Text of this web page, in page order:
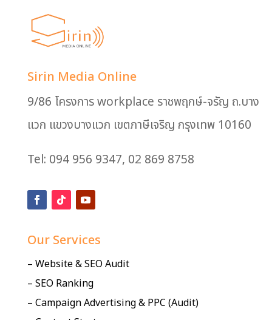
Sirin Media Online
9/86 โครงการ workplace ราชพฤกษ์-จรัญ ถ.บาง
แวก แขวงบางแวก เขตภาษีเจริญ กรุงเทพ 10160
Tel: 094 956 9347, 02 869 8758
Our Services
– Website & SEO Audit
– SEO Ranking
– Campaign Advertising & PPC (Audit)